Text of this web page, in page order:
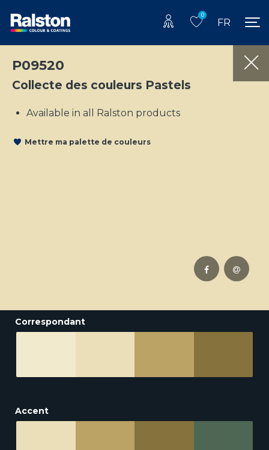
0
FR
P09520
Collecte des couleurs Pastels
Available in all Ralston products
Mettre ma palette de couleurs
Correspondant
Accent